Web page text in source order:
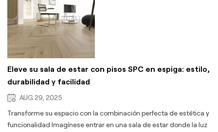
Eleve su sala de estar con pisos SPC en espiga: estilo,
durabilidad y facilidad
AUG 29, 2025
Transforme su espacio con la combinación perfecta de estética y
funcionalidad Imagínese entrar en una sala de estar donde la luz